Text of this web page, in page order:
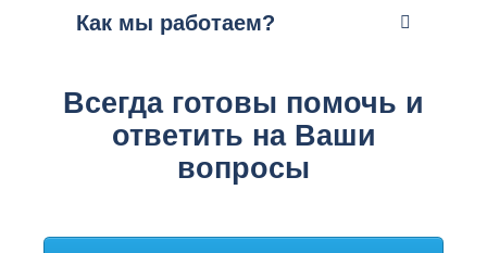
Как мы работаем?
Всегда готовы помочь и
ответить на Ваши
вопросы